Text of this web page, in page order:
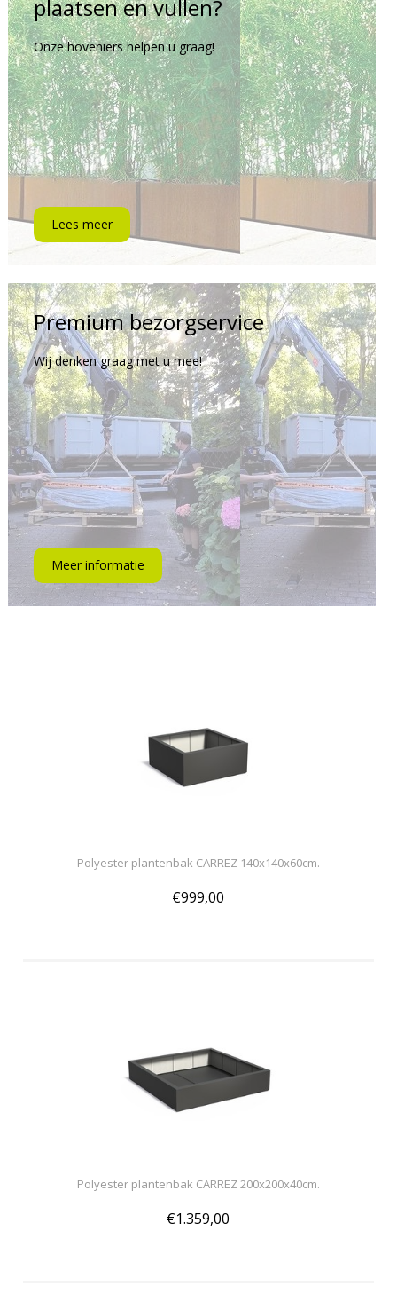
plaatsen en vullen?
Onze hoveniers helpen u graag!
Lees meer
Premium bezorgservice
Wij denken graag met u mee!
Meer informatie
Polyester plantenbak CARREZ 140x140x60cm.
€999,00
Polyester plantenbak CARREZ 200x200x40cm.
€1.359,00